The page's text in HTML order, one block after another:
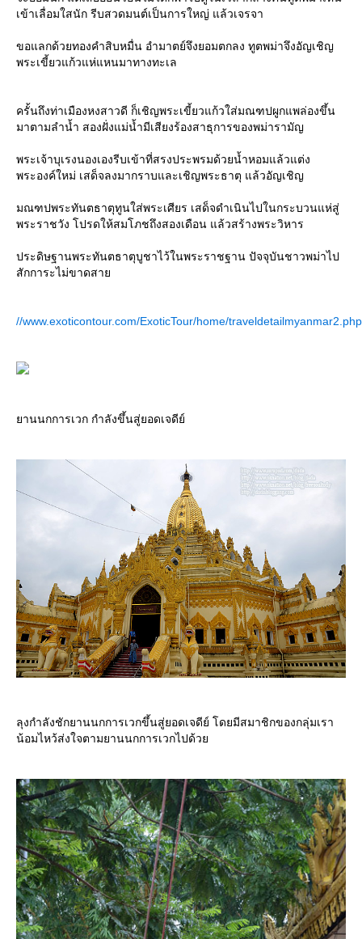
เข้าเลื่อมใสนัก รีบสวดมนต์เป็นการใหญ่ แล้วเจรจา
ขอแลกด้วยทองคำสิบหมื่น อำมาตย์จึงยอมตกลง ทูตพม่าจึงอัญเชิญ
พระเขี้ยวแก้วแห่แหนมาทางทะเล
ครั้นถึงท่าเมืองหงสาวดี ก็เชิญพระเขี้ยวแก้วใส่มณฑปผูกแพล่องขึ้น
มาตามลำน้ำ สองฝั่งแม่น้ำมีเสียงร้องสาธุการของพม่ารามัญ
พระเจ้าบุเรงนองเองรีบเข้าที่สรงประพรมด้วยน้ำหอมแล้วแต่ง
พระองค์ใหม่ เสด็จลงมากราบและเชิญพระธาตุ แล้วอัญเชิญ
มณฑปพระทันตธาตุทูนใส่พระเศียร เสด็จดำเนินไปในกระบวนแห่สู่
พระราชวัง โปรดให้สมโภชถึงสองเดือน แล้วสร้างพระวิหาร
ประดิษฐานพระทันตธาตุบูชาไว้ในพระราชฐาน ปัจจุบันชาวพม่าไป
สักการะไม่ขาดสา
//www.exoticontour.com/ExoticTour/home/traveldetailmyanmar2.php
านนกการเวก กำลังขึ้นสู่ยอดเจดีย์
ลุงกำลังชักยานนกการเวกขึ้นสู่ยอดเจดีย์ โดยมีสมาชิกของกลุ่มเรา
น้อมไหว้ส่งใจตามยานนกการเวกไปด้ว